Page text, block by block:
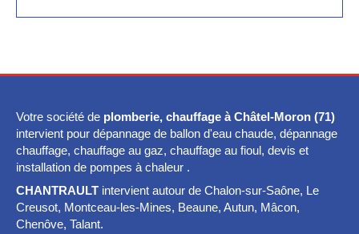
Votre société de plomberie, chauffage à Châtel-Moron (71)
intervient pour dépannage de ballon d'eau chaude, dépannage
chauffage, chauffage au gaz, chauffage au fioul, devis et
installation de pompes à chaleur .
CHANTRAULT intervient autour de Chalon-sur-Saône, Le
Creusot, Montceau-les-Mines, Beaune, Autun, Mâcon,
Chenôve, Talant.